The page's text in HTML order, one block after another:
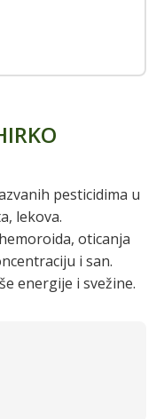
pesticidima u
lekova.
oticanja
i san.
energije i svežine.